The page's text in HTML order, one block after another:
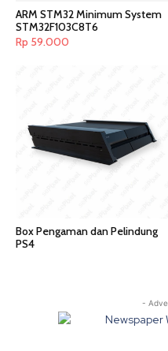
ARM STM32 Minimum System
STM32F103C8T6
Rp 59.000
Box Pengaman dan Pelindung
PS4
-